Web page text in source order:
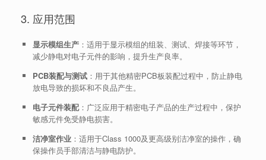
3. 应用范围
显示模组生产：适用于显示模组的组装、测试、焊接等环节，
减少静电对电子元件的影响，提升生产良率。
PCB装配与测试：用于其他精密PCB板装配过程中，防止静电
放电导致的损坏和不良品产生。
电子元件装配：广泛应用于精密电子产品的生产过程中，保护
敏感元件免受静电损害。
洁净室作业：适用于Class 1000及更高级别洁净室的操作，确
保操作员手部清洁与静电防护。